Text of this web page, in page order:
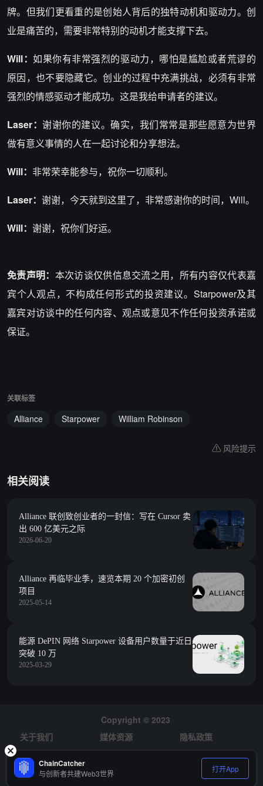
牌。但我们更看重的是创始人背后的独特动机和驱动力。创
业是痛苦的，需要非常特别的动机才能支撑下去。
Will：如果你有非常强烈的驱动力，哪怕是尴尬或者荒谬的
原因，也不要隐藏它。创业的过程中充满挑战，必须有非常
强烈的情感驱动才能成功。这是我给申请者的建议。
Laser：谢谢你的建议。确实，我们常常是那些愿意为世界
做有意义事情的人在一起讨论和分享想法。
Will： 非常荣幸能参与，祝你一切顺利。
Laser： 谢谢，今天就到这里了，非常感谢你的时间，Will。
Will： 谢谢，祝你们好运。
免责声明： 本次访谈仅供信息交流之用，所有内容仅代表嘉
宾个人观点，不构成任何形式的投资建议。Starpower及其
嘉宾对访谈中的任何内容、观点或意见不作任何投资承诺或
保证。
关联标签
Alliance Starpower William Robinson
风险提示
相关阅读
Alliance 联创致创业者的一封信：写在 Cursor 卖
出 600 亿美元之际
2026-06-20
Alliance 再临毕业季，速览本期 20 个加密初创
项目
2025-05-14
能源 DePIN 网络 Starpower 设备用户数量于近日
突破 10 万
2025-03-29
Copyright © 2023
关于我们
媒体资源
隐私政策
风险提示
招聘
ChainCatcher
与创新者共建Web3世界 打开App